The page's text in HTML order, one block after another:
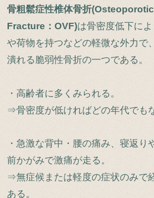
骨粗鬆症性椎体骨折
Fracture：OVF)は骨密度低下に
や荷物を持つなどの軽微な外力で
潰れる脆弱性骨折の一つである。
・高齢者に多くみられる。
⇒骨密度が低ければどの年代でも
・急激な背中・腰の痛み、寝返り
前かがみで激痛が走る。
⇒無症候または軽度の症状のみで
ある。